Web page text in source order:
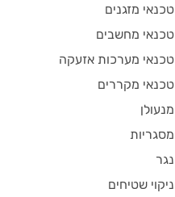
טכנאי מזגנים
טכנאי מחשבים
טכנאי מערכות אזעקה
טכנאי מקררים
מנעולן
מסגריות
נגר
ניקוי שטיחים